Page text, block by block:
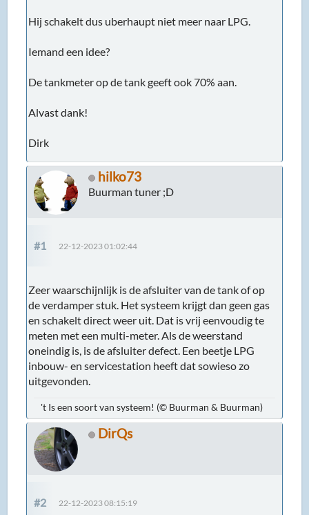
Hij schakelt dus uberhaupt niet meer naar LPG.
Iemand een idee?
De tankmeter op de tank geeft ook 70% aan.
Alvast dank!
Dirk
hilko73
Buurman tuner ;D
#1 22-12-2023 01:02:44
Zeer waarschijnlijk is de afsluiter van de tank of op
de verdamper stuk. Het systeem krijgt dan geen gas
en schakelt direct weer uit. Dat is vrij eenvoudig te
meten met een multi-meter. Als de weerstand
oneindig is, is de afsluiter defect. Een beetje LPG
inbouw- en servicestation heeft dat sowieso zo
uitgevonden.
't Is een soort van systeem! (© Buurman & Buurman)
DirQs
#2 22-12-2023 08:15:19